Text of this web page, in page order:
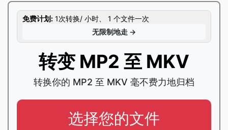
免费计划: 1次转换/ 小时、 1 个文件一次
无限制地走 →
转变 MP2 至 MKV
转换你的 MP2 至 MKV 毫不费力地归档
选择您的文件